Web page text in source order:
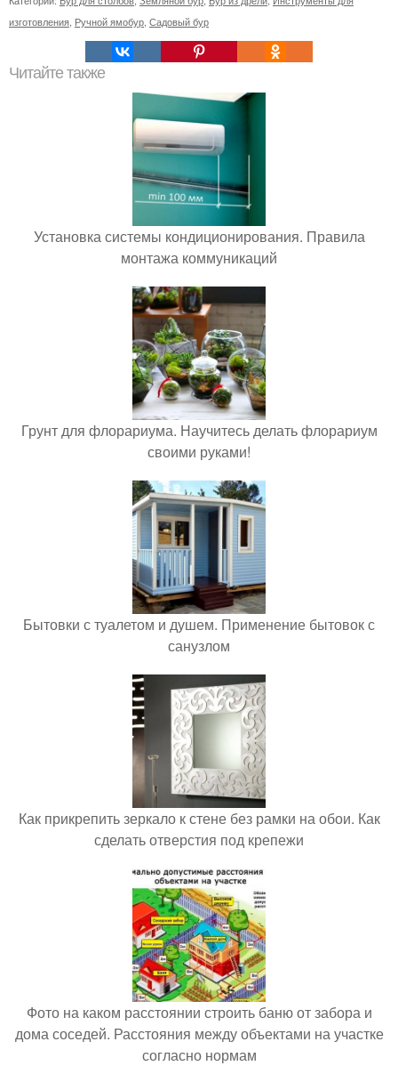
изготовления Ручной ямобур Садовый бур
Читайте также
Установка системы кондиционирования. Правила
монтажа коммуникаций
Грунт для флорариума. Научитесь делать флорариум
своими руками!
Бытовки с туалетом и душем. Применение бытовок с
санузлом
Как прикрепить зеркало к стене без рамки на обои. Как
сделать отверстия под крепежи
Фото на каком расстоянии строить баню от забора и
дома соседей. Расстояния между объектами на участке
согласно нормам